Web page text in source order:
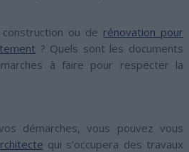
ou de rénovation pour
? Quels sont les documents
à faire pour respecter la
démarches, vous pouvez vous
qui s’occupera des travaux